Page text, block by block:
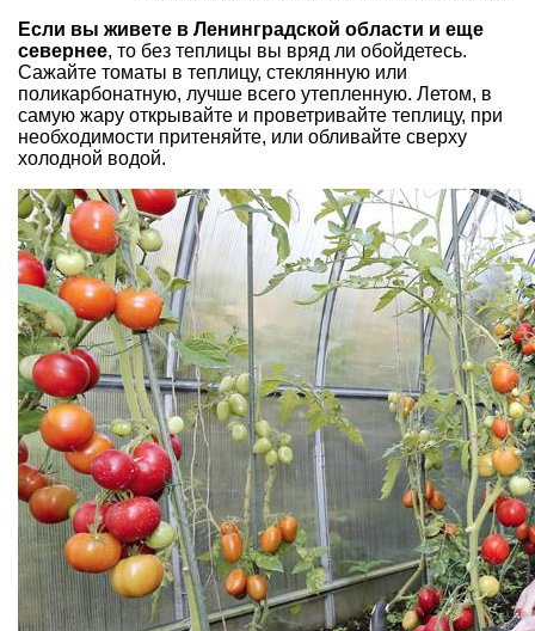
Если вы живете в Ленинградской области и еще
севернее, то без теплицы вы вряд ли обойдетесь.
Сажайте томаты в теплицу, стеклянную или
поликарбонатную, лучше всего утепленную. Летом, в
самую жару открывайте и проветривайте теплицу, при
необходимости притеняйте, или обливайте сверху
холодной водой.